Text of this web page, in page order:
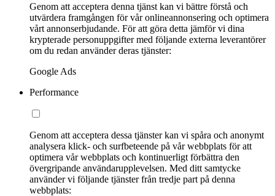
Genom att acceptera denna tjänst kan vi bättre förstå och
utvärdera framgången för vår onlineannonsering och optimera
vårt annonserbjudande. För att göra detta jämför vi dina
krypterade personuppgifter med följande externa leverantörer
om du redan använder deras tjänster:
Google Ads
Performance
Genom att acceptera dessa tjänster kan vi spåra och anonymt
analysera klick- och surfbeteende på vår webbplats för att
optimera vår webbplats och kontinuerligt förbättra den
övergripande användarupplevelsen. Med ditt samtycke
använder vi följande tjänster från tredje part på denna
webbplats: